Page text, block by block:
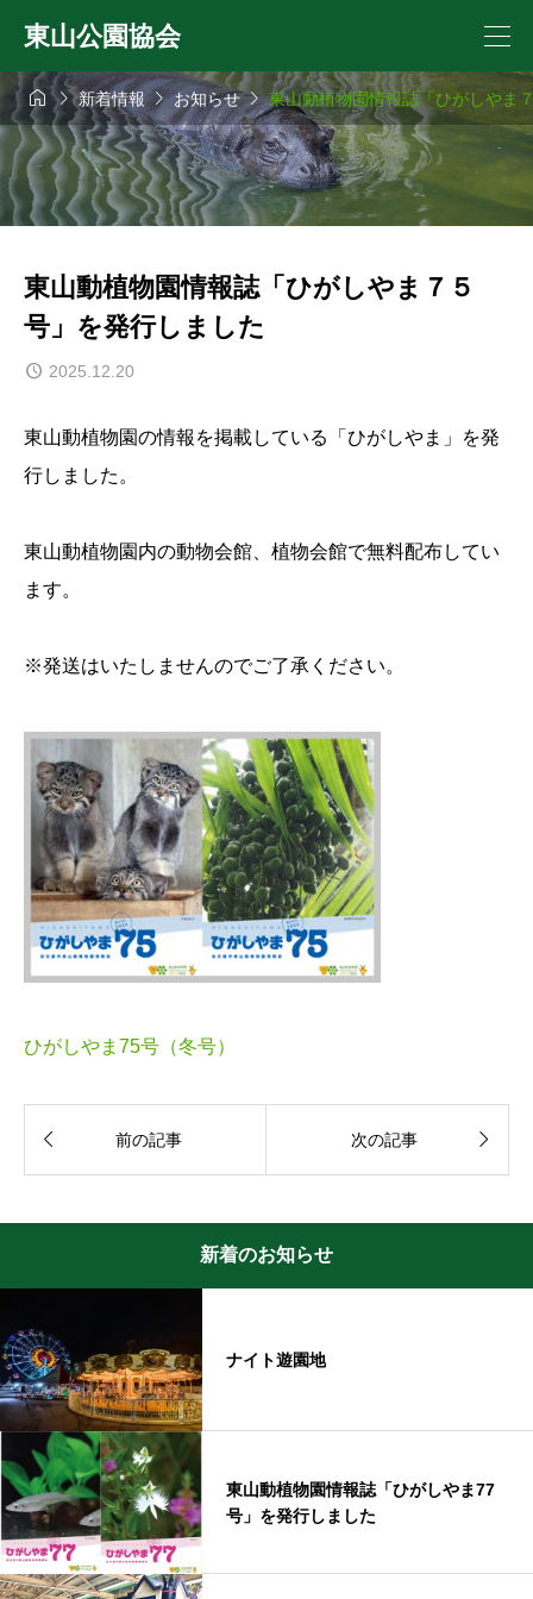
東山公園協会
新着情報お知らせ東山動植物園情報誌「ひがしやま
東山動植物園情報誌「ひがしやま７５
号」を発行しました
2025.12.20
東山動植物園の情報を掲載している「ひがしやま」を発
行しました。
東山動植物園内の動物会館、植物会館で無料配布してい
ます。
※発送はいたしませんのでご了承ください。
ひがしやま75号（冬号）
 前の記事 次の記事 
新着のお知らせ
ナイト遊園地
東山動植物園情報誌「ひがしやま77
号」を発行しました